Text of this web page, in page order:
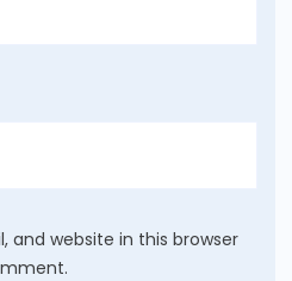
and website in this browser